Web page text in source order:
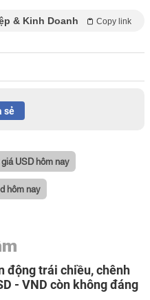
& Kinh Doanh Copy link
sẻ
USD hôm nay
hôm nay
động trái chiều, chênh
- VND còn không đáng